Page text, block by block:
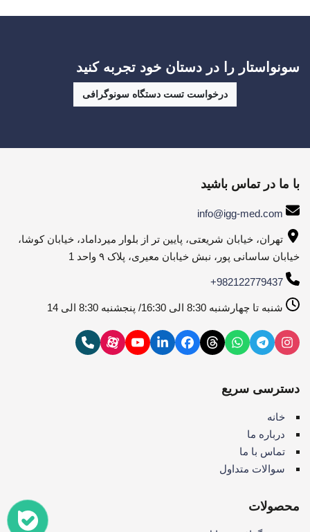
سونواستار را در دستان خود تجربه کنید
درخواست تست دستگاه سونوگرافی
با ما در تماس باشید
info@igg-med.com
تهران، خیابان شریعتی، پایین تر از بلوار میرداماد، خیابان کوشا،
خیابان ساسانی پور، نبش خیابان معیری، پلاک ۹ واحد 1
+982122779437
شنبه تا چهارشنبه 8:30 الی 16:30/ پنجشنبه 8:30 الی 14
دسترسی سریع
خانه
درباره ما
تماس با ما
سوالات متداول
محصولات